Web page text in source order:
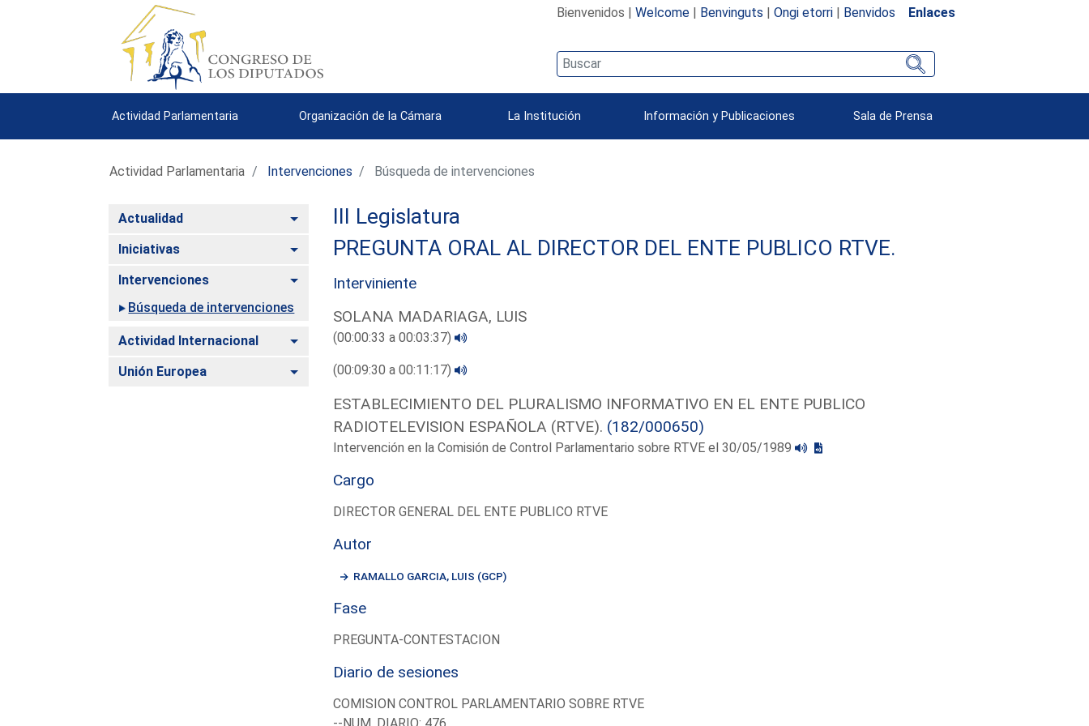
Bienvenidos | Welcome| Benvinguts | Ongi etorri| Benvidos Enlaces
Actividad Parlamentaria Organización de la Cámara La Institución Información y Publicaciones Sala de Prensa
Actividad Parlamentaria Intervenciones Búsqueda de intervenciones
Actualidad Alternar
Iniciativas Alternar
Intervenciones
Alternar
Búsqueda de intervenciones
Actividad Internacional Alternar
Unión Europea Alternar
III Legislatura
PREGUNTA ORAL AL DIRECTOR DEL ENTE PUBLICO RTVE.
Interviniente
SOLANA MADARIAGA, LUIS
(00:00:33 a 00:03:37)
(00:09:30 a 00:11:17)
ESTABLECIMIENTO DEL PLURALISMO INFORMATIVO EN EL ENTE PUBLICO
RADIOTELEVISION ESPAÑOLA (RTVE). (182/000650)
Intervención en la Comisión de Control Parlamentario sobre RTVE el 30/05/1989
Cargo
DIRECTOR GENERAL DEL ENTE PUBLICO RTVE
Autor
RAMALLO GARCIA, LUIS (GCP)
Fase
PREGUNTA-CONTESTACION
Diario de sesiones
COMISION CONTROL PARLAMENTARIO SOBRE RTVE
--NUM. DIARIO: 476